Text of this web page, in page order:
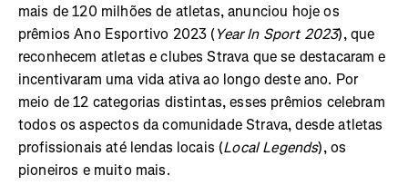
mais de 120 milhões de atletas, anunciou hoje os
prêmios Ano Esportivo 2023 (Year In Sport 2023), que
reconhecem atletas e clubes Strava que se destacaram e
incentivaram uma vida ativa ao longo deste ano. Por
meio de 12 categorias distintas, esses prêmios celebram
todos os aspectos da comunidade Strava, desde atletas
profissionais até lendas locais (Local Legends), os
pioneiros e muito mais.